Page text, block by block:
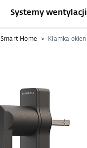
Systemy wentylacji
Smart Home